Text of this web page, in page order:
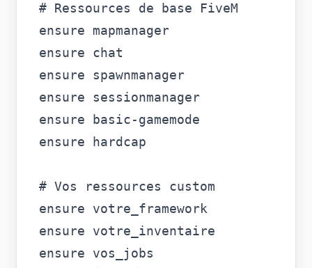
# Ressources de base FiveM
ensure mapmanager
ensure chat
ensure spawnmanager
ensure sessionmanager
ensure basic-gamemode
ensure hardcap
# Vos ressources custom
ensure votre_framework
ensure votre_inventaire